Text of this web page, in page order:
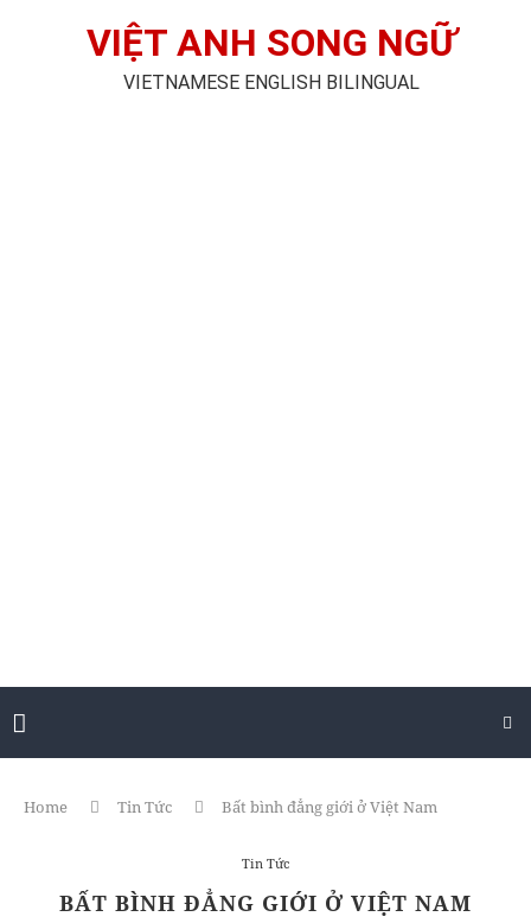
VIỆT ANH SONG NGỮ
VIETNAMESE ENGLISH BILINGUAL
Home Tin Tức Bất bình đẳng giới ở Việt Nam
Tin Tức
BẤT BÌNH ĐẲNG GIỚI Ở VIỆT NAM